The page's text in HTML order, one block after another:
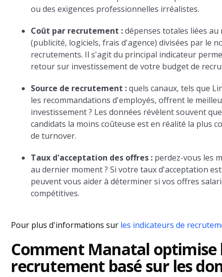
ou des exigences professionnelles irréalistes.
Coût par recrutement :dépenses totales liées
(publicité, logiciels, frais d'agence) divisées par le
recrutements. Il s'agit du principal indicateur
retour sur investissement de votre budget de
Source de recrutement :quels canaux, tels que
les recommandations d'employés, offrent le
investissement ? Les données révèlent souvent
candidats la moins coûteuse est en réalité la plus
de turnover.
Taux d'acceptation des offres : perdez-vous les
au dernier moment ? Si votre taux d'acceptation
peuvent vous aider à déterminer si vos offres
compétitives.
Pour plus d'informations sur les indicateurs de
Comment Manatal optimise
recrutement basé sur les